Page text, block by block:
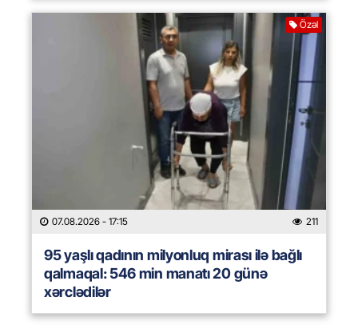
Özəl
07.08.2026 - 17:15 211
95 yaşlı qadının milyonluq mirası ilə bağlı
qalmaqal: 546 min manatı 20 günə
xərclədilər